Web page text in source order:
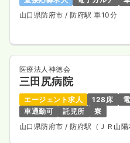
山口県防府市 / 防府駅 車10分
医療法人神徳会
三田尻病院
エージェント求人 128床
車通勤可
託児所
寮
山口県防府市/ 防府駅（ＪＲ山